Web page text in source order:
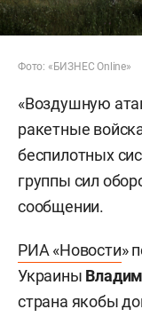
Фото: «БИЗНЕС Online»
«Воздушную
ракетные
беспилотных
группы сил
сообщении.
РИА «Новости»
Украины
страна якобы